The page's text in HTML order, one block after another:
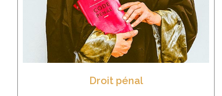
Droit pénal